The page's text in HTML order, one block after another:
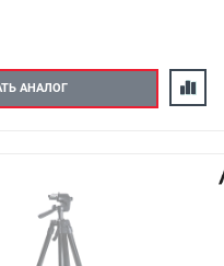
АНАЛОГ